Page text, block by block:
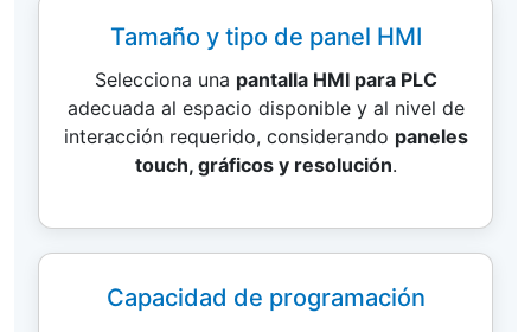
Tamaño y tipo de panel HMI
Selecciona una pantalla HMI para PLC
adecuada al espacio disponible y al nivel de
interacción requerido, considerando paneles
touch, gráficos y resolución.
Capacidad de programación